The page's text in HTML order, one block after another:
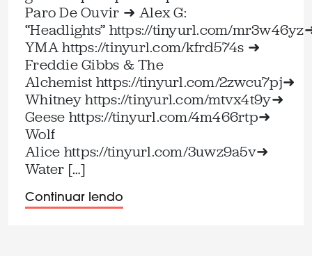
Paro De Ouvir ➜ Alex G:
“Headlights” ⁠https://tinyurl.com/
YMA ⁠https://tinyurl.com/kfrd574s⁠ ➜
Freddie Gibbs & The
Alchemist ⁠https://tinyurl.com/2zwcu7pj⁠➜
Whitney ⁠https://tinyurl.com/mtvx4t9y⁠➜
Geese ⁠https://tinyurl.com/4m466rtp⁠➜
Wolf
Alice ⁠https://tinyurl.com/3uwz9a5v⁠➜
Water […]
Continuar lendo